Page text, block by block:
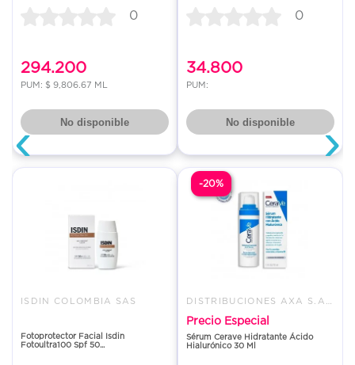
‹ ›
0
294.200
PUM: $ 9,806.67 ML
No disponible
0
34.800
PUM:
No disponible
ISDIN COLOMBIA SAS
Fotoprotector Facial Isdin
Fotoultra100 Spf 50...
Precio Especial
Sérum Cerave Hidratante Ácido
Hialurónico 30 Ml
-20%